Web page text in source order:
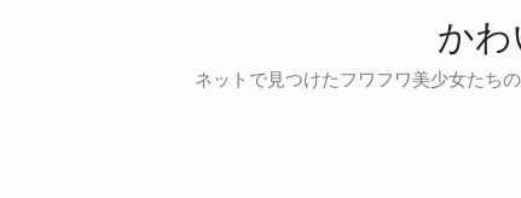
か
ネットで見つけたフワフワ美少女たち